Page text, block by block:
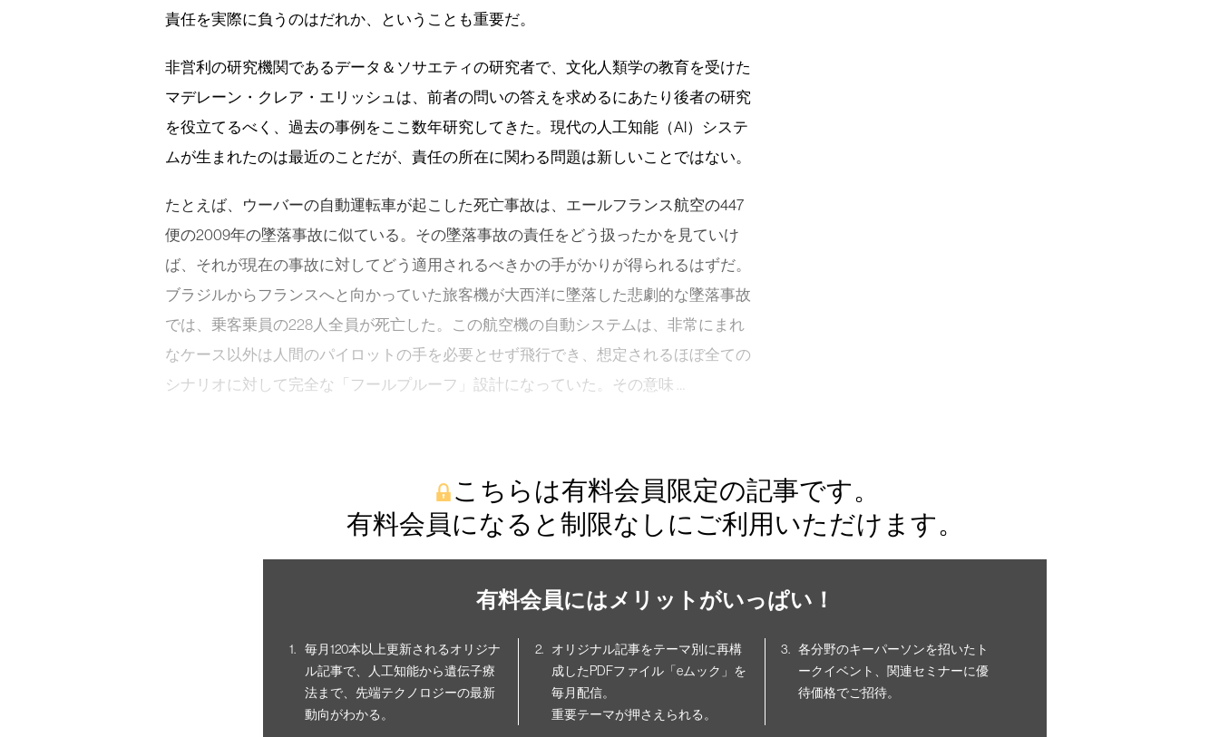
責任を実際に負うのはだれか、ということも重要だ。
非営利の研究機関であるデータ＆ソサエティの研究者で、文化人類学の教育を受けた
マデレーン・クレア・エリッシュは、前者の問いの答えを求めるにあたり後者の研究
を役立てるべく、過去の事例をここ数年研究してきた。現代の人工知能（AI）システ
ムが生まれたのは最近のことだが、責任の所在に関わる問題は新しいことではない。
たとえば、ウーバーの自動運転車が起こした死亡事故は、エールフランス航空の447
便の2009年の墜落事故に似ている。その墜落事故の責任をどう扱ったかを見ていけ
ば、それが現在の事故に対してどう適用されるべきかの手がかりが得られるはずだ。
ブラジルからフランスへと向かっていた旅客機が大西洋に墜落した悲劇的な墜落事故
では、乗客乗員の228人全員が死亡した。この航空機の自動システムは、非常にまれ
なケース以外は人間のパイロットの手を必要とせず飛行でき、想定されるほぼ全ての
シナリオに対して完全な「フールプルーフ」設計になっていた。その意味 …
こちらは有料会員限定の記事です。
有料会員になると制限なしにご利用いただけます。
有料会員にはメリットがいっぱい！
毎月120本以上更新されるオリジナ
ル記事で、人工知能から遺伝子療
法まで、先端テクノロジーの最新
動向がわかる。
オリジナル記事をテーマ別に再構
成したPDFファイル「eムック」を
毎月配信。
重要テーマが押さえられる。
各分野のキーパーソンを招いたト
ークイベント、関連セミナーに優
待価格でご招待。